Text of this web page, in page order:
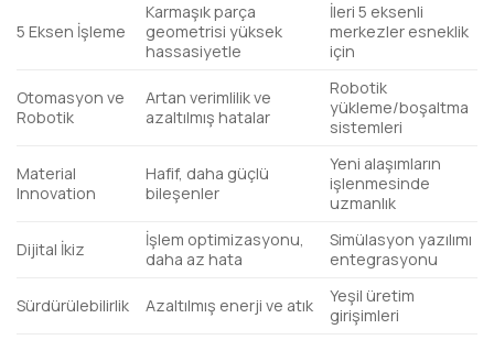
5 Eksen İşleme
Karmaşık parça
geometrisi yüksek
hassasiyetle
İleri 5 eksenli
merkezler esneklik
için
Otomasyon ve
Robotik
Artan verimlilik ve
azaltılmış hatalar
Robotik
yükleme/boşaltma
sistemleri
Material
Innovation
Hafif, daha güçlü
bileşenler
Yeni alaşımların
işlenmesinde
uzmanlık
Dijital İkiz
İşlem optimizasyonu,
daha az hata
Simülasyon yazılımı
entegrasyonu
Sürdürülebilirlik Azaltılmış enerji ve atık
Yeşil üretim
girişimleri